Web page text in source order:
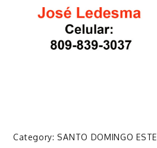
Category: SANTO DOMINGO ESTE